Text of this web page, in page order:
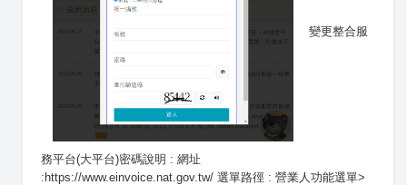
變更整合服
務平台(大平台)密碼說明 : 網址
:https://www.einvoice.nat.gov.tw/ 選單路徑 : 營業人功能選單>